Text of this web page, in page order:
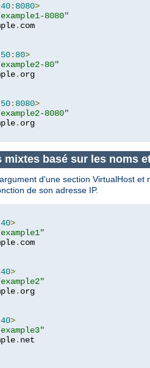
: 8080>
8080"
.
: 80>
80"
.
: 8080>
8080"
.
mixtes basé sur les noms
d'une section VirtualHost
de son adresse IP.
>
.
>
.
>
.